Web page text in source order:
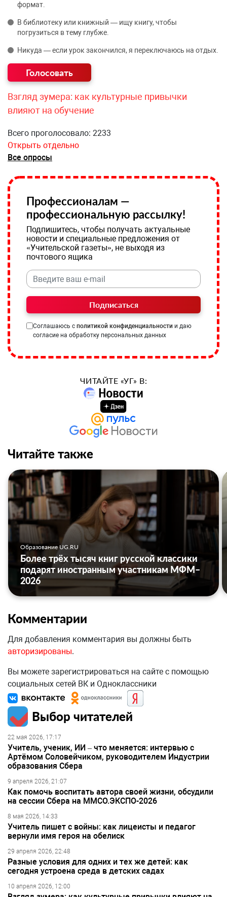
формат.
В библиотеку или книжный — ищу книгу, чтобы
погрузиться в тему глубже.
Никуда — если урок закончился, я переключаюсь на отдых.
Взгляд зумера: как культурные привычки
влияют на обучение
Всего проголосовало: 2233
Открыть отдельно
Все опросы
Профессионалам —
профессиональную рассылку!
Подпишитесь, чтобы получать актуальные
новости и специальные предложения от
«Учительской газеты», не выходя из
почтового ящика
Подписаться
Соглашаюсь с политикой конфиденциальности и даю
согласие на обработку персональных данных
ЧИТАЙТЕ «УГ» В:
Читайте также
Образование UG.RU
Более трёх тысяч книг русской классики
подарят иностранным участникам МФМ–
2026
Комментарии
Для добавления комментария вы должны быть
авторизированы.
Вы можете зарегистрироваться на сайте с помощью
социальных сетей ВК и Одноклассники
Выбор читателей
22 мая 2026, 17:17
Учитель, ученик, ИИ – что меняется: интервью с
Артёмом Соловейчиком, руководителем Индустрии
образования Сбера
9 апреля 2026, 21:07
Как помочь воспитать автора своей жизни, обсудили
на сессии Сбера на ММСО.ЭКСПО-2026
8 мая 2026, 14:33
Учитель пишет с войны: как лицеисты и педагог
вернули имя героя на обелиск
29 апреля 2026, 22:48
Разные условия для одних и тех же детей: как
сегодня устроена среда в детских садах
10 апреля 2026, 12:00